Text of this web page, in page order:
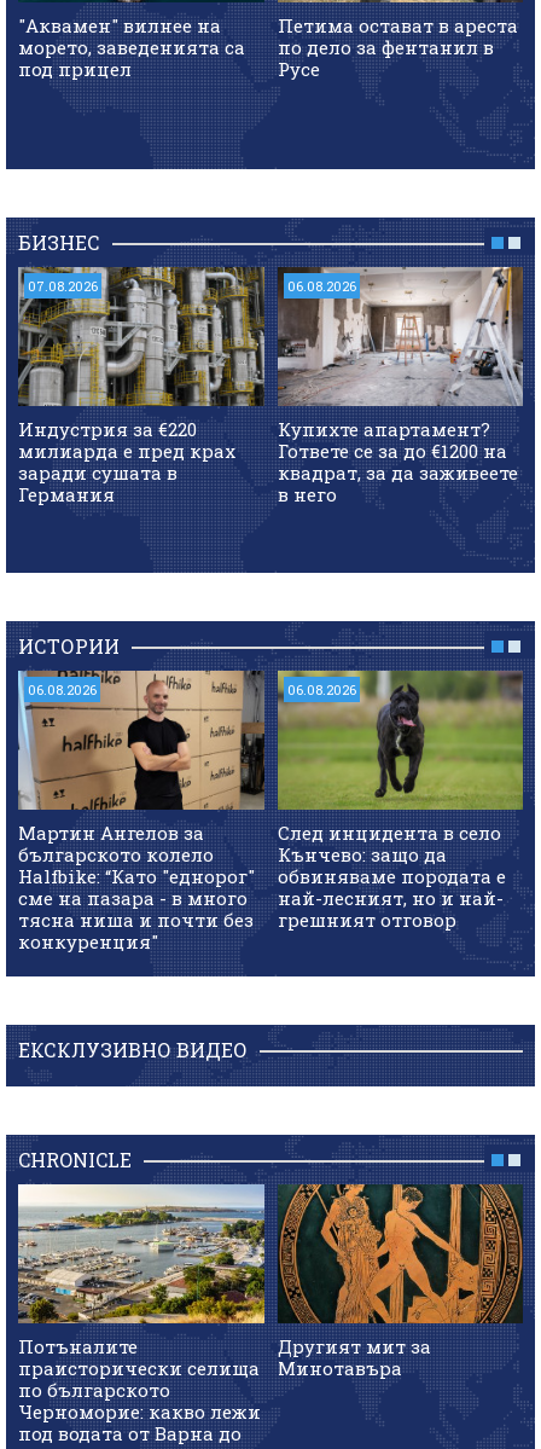
"Аквамен" вилнее на
морето, заведенията са
под прицел
Петима остават в ареста
по дело за фентанил в
Русе
БИЗНЕС
07.08.2026
Индустрия за €220
милиарда е пред крах
заради сушата в
Германия
06.08.2026
Купихте апартамент?
Гответе се за до €1200 на
квадрат, за да заживеете
в него
ИСТОРИИ
06.08.2026
Мартин Ангелов за
българското колело
Halfbike: “Като "еднорог"
сме на пазара - в много
тясна ниша и почти без
конкуренция"
06.08.2026
След инцидента в село
Кънчево: защо да
обвиняваме породата е
най-лесният, но и най-
грешният отговор
ЕКСКЛУЗИВНО ВИДЕО
CHRONICLE
Потъналите
праисторически селища
по българското
Черноморие: какво лежи
под водата от Варна до
Другият мит за
Минотавъра